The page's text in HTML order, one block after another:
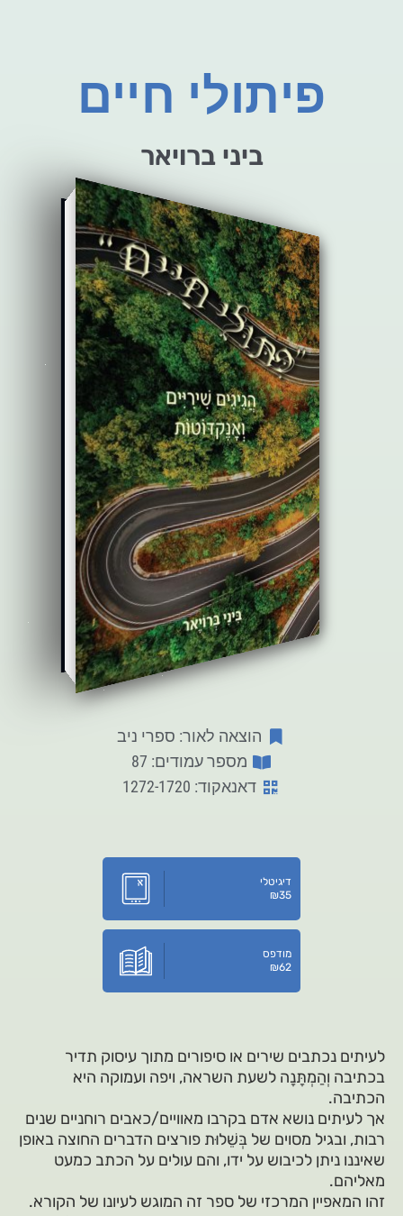
פיתולי חיים
ביני ברויאר
הוצאה לאור: ספרי ניב
מספר עמודים: 87
דאנאקוד: 1272-1720
דיגיטלי
₪35
מודפס
₪62
לעיתים נכתבים שירים או סיפורים מתוך עיסוק תדיר
בכתיבה וְהַמְתָּנָה לשעת השראה, ויפה ועמוקה היא
הכתיבה.
אך לעיתים נושא אדם בקרבו מאוויים/כאבים רוחניים שנים
רבות, ובגיל מסוים של בְּשֵׁלוּת פורצים הדברים החוצה באופן
שאיננו ניתן לכיבוש על ידו, והם עולים על הכתב כמעט
מאליהם.
זהו המאפיין המרכזי של ספר זה המוגש לעיונו של הקורא.